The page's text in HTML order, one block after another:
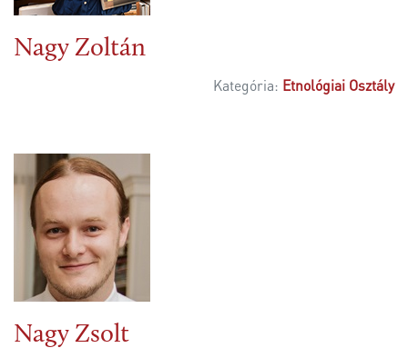
Nagy Zoltán
Kategória: Etnológiai Osztály
Nagy Zsolt